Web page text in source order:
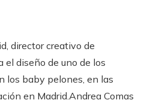
director creativo de
el diseño de uno de los
los baby pelones, en las
en Madrid.Andrea Comas